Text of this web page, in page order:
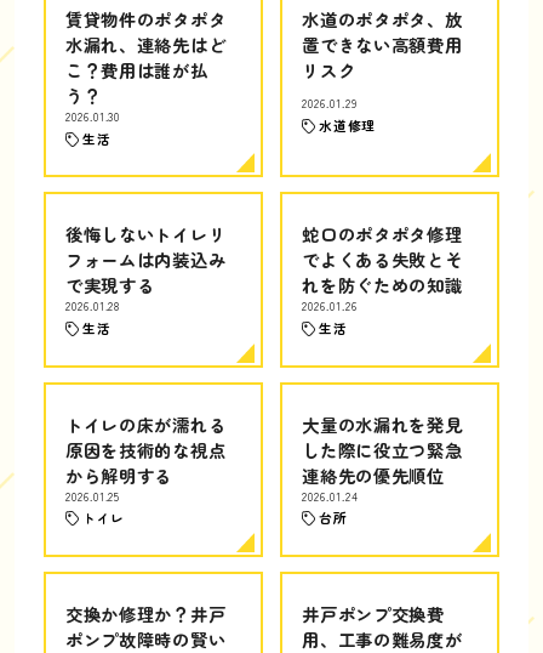
賃貸物件のポタポタ
水漏れ、連絡先はど
こ？費用は誰が払
う？
2026.01.30
生活
水道のポタポタ、放
置できない高額費用
リスク
2026.01.29
水道修理
後悔しないトイレリ
フォームは内装込み
で実現する
2026.01.28
生活
蛇口のポタポタ修理
でよくある失敗とそ
れを防ぐための知識
2026.01.26
生活
トイレの床が濡れる
原因を技術的な視点
から解明する
2026.01.25
トイレ
大量の水漏れを発見
した際に役立つ緊急
連絡先の優先順位
2026.01.24
台所
交換か修理か？井戸
ポンプ故障時の賢い
井戸ポンプ交換費
用、工事の難易度が